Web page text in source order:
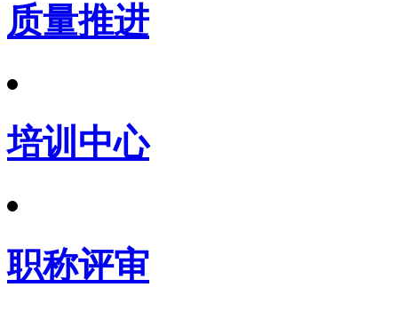
质量推进
培训中心
职称评审